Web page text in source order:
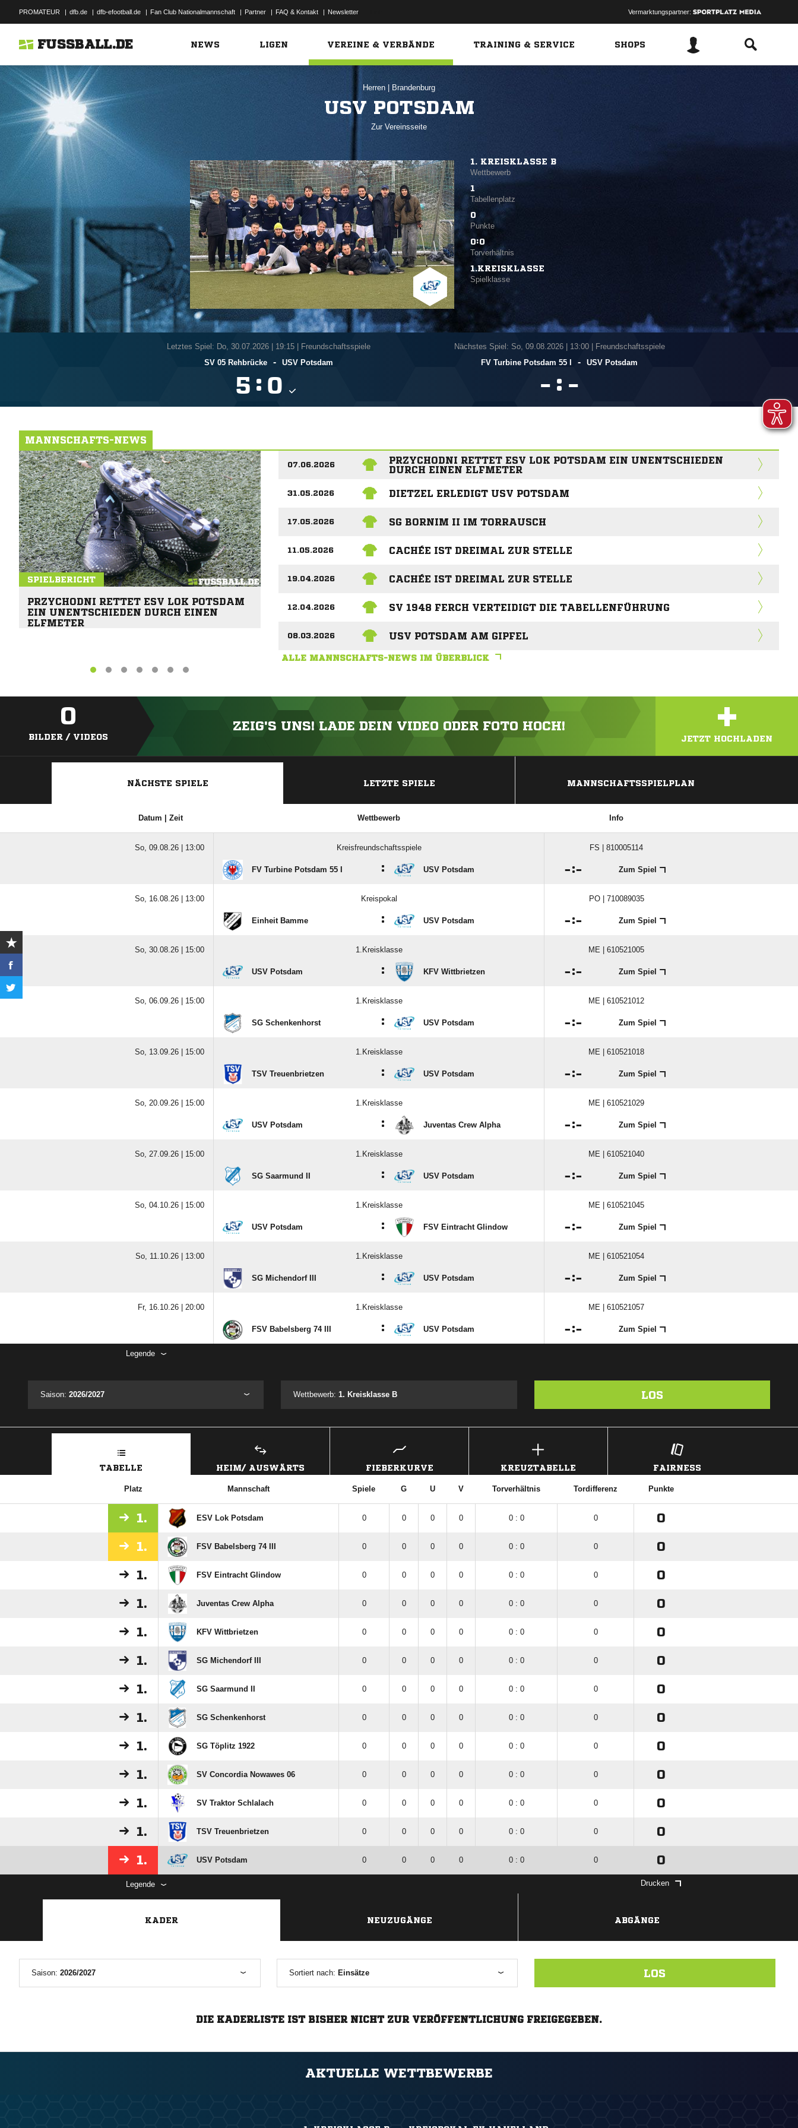
PROMATEUR | dfb.de | dfb-efootball.de | Fan Club Nationalmannschaft | Partner | FAQ & Kontakt | Newsletter Vermarktungspartner:
FUSSBALL.DE NEWS LIGEN VEREINE & VERBÄNDE TRAINING & SERVICE SHOPS
Herren Brandenburg
USV POTSDAM
Zur Vereinsseite
1. KREISKLASSE B
Wettbewerb
1
Tabellenplatz
0
Punkte
0:0
Torverhältnis
1.KREISKLASSE
Spielklasse
Letztes Spiel: Do, 30.07.2026| 19:15 | Freundschaftsspiele
SV 05 Rehbrücke
- USV Potsdam
 : 
Nächstes Spiel: So, 09.08.2026| 13:00 | Freundschaftsspiele
FV Turbine Potsdam 55 I
- USV Potsdam
 : 
MANNSCHAFTS-NEWS
SPIELBERICHT
PRZYCHODNI RETTET ESV LOK POTSDAM
EIN UNENTSCHIEDEN DURCH EINEN
ELFMETER
07.06.2026
PRZYCHODNI RETTET ESV LOK POTSDAM EIN UNENTSCHIEDEN
DURCH EINEN ELFMETER
31.05.2026 DIETZEL ERLEDIGT USV POTSDAM
17.05.2026 SG BORNIM II IM TORRAUSCH
11.05.2026 CACHÉE IST DREIMAL ZUR STELLE
19.04.2026 CACHÉE IST DREIMAL ZUR STELLE
12.04.2026 SV 1948 FERCH VERTEIDIGT DIE TABELLENFÜHRUNG
08.03.2026 USV POTSDAM AM GIPFEL
ALLE MANNSCHAFTS-NEWS IM ÜBERBLICK
0
BILDER / VIDEOS
ZEIG'S UNS! LADE DEIN VIDEO ODER FOTO HOCH! +
JETZT HOCHLADEN
NÄCHSTE SPIELE LETZTE SPIELE MANNSCHAFTSSPIELPLAN
Datum | Zeit Wettbewerb Info
So, 09.08.26 | 13:00 Kreisfreundschaftsspiele FS | 810005114
FV Turbine Potsdam 55 I : USV Potsdam : Zum Spiel
So, 16.08.26 | 13:00 Kreispokal PO | 710089035
Einheit Bamme : USV Potsdam : Zum Spiel
So, 30.08.26 | 15:00 1.Kreisklasse ME | 610521005
USV Potsdam : KFV Wittbrietzen : Zum Spiel
So, 06.09.26 | 15:00 1.Kreisklasse ME | 610521012
SG Schenkenhorst : USV Potsdam : Zum Spiel
So, 13.09.26 | 15:00 1.Kreisklasse ME | 610521018
TSV Treuenbrietzen : USV Potsdam : Zum Spiel
So, 20.09.26 | 15:00 1.Kreisklasse ME | 610521029
USV Potsdam : Juventas Crew Alpha : Zum Spiel
So, 27.09.26 | 15:00 1.Kreisklasse ME | 610521040
SG Saarmund II : USV Potsdam : Zum Spiel
So, 04.10.26 | 15:00 1.Kreisklasse ME | 610521045
USV Potsdam : FSV Eintracht Glindow : Zum Spiel
So, 11.10.26 | 13:00 1.Kreisklasse ME | 610521054
SG Michendorf III : USV Potsdam : Zum Spiel
Fr, 16.10.26 | 20:00 1.Kreisklasse ME | 610521057
FSV Babelsberg 74 III : USV Potsdam : Zum Spiel
Legende
Saison: 2026/2027 Wettbewerb:1. Kreisklasse B LOS
TABELLE HEIM/ AUSWÄRTS FIEBERKURVE KREUZTABELLE FAIRNESS
Platz Mannschaft Spiele G U V Torverhältnis Tordifferenz Punkte
1. ESV Lok Potsdam 0 0 0 0 0 : 0 0 0
1. FSV Babelsberg 74 III 0 0 0 0 0 : 0 0 0
1. FSV Eintracht Glindow 0 0 0 0 0 : 0 0 0
1. Juventas Crew Alpha 0 0 0 0 0 : 0 0 0
1. KFV Wittbrietzen 0 0 0 0 0 : 0 0 0
1. SG Michendorf III 0 0 0 0 0 : 0 0 0
1. SG Saarmund II 0 0 0 0 0 : 0 0 0
1. SG Schenkenhorst 0 0 0 0 0 : 0 0 0
1. SG Töplitz 1922 0 0 0 0 0 : 0 0 0
1. SV Concordia Nowawes 06 0 0 0 0 0 : 0 0 0
1. SV Traktor Schlalach 0 0 0 0 0 : 0 0 0
1. TSV Treuenbrietzen 0 0 0 0 0 : 0 0 0
1. USV Potsdam 0 0 0 0 0 : 0 0 0
Legende Drucken
KADER NEUZUGÄNGE ABGÄNGE
Saison: 2026/2027 Sortiert nach: Einsätze LOS
DIE KADERLISTE IST BISHER NICHT ZUR VERÖFFENTLICHUNG FREIGEGEBEN.
AKTUELLE WETTBEWERBE